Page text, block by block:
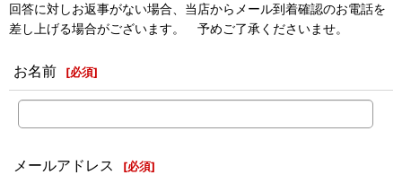
回答に対しお返事がない場合、当店からメール到着確認のお電話を
差し上げる場合がございます。 予めご了承くださいませ。
お名前 [必須]
メールアドレス [必須]